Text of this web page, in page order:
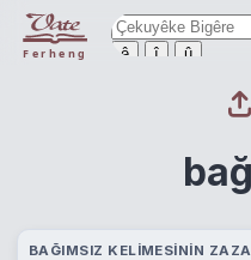
Ferheng ê î û
BAĞIMSIZ KELIMESININ